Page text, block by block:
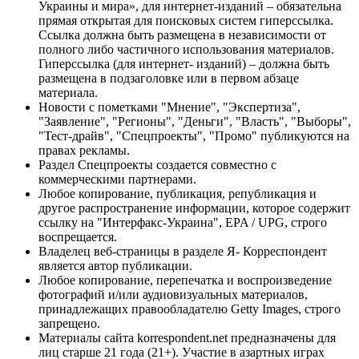
Украины и мира», для интернет-изданий – обязательна
прямая открытая для поисковых систем гиперссылка.
Ссылка должна быть размещена в независимости от
полного либо частичного использования материалов.
Гиперссылка (для интернет- изданий) – должна быть
размещена в подзаголовке или в первом абзаце
материала.
Новости с пометками "Мнение", "Экспертиза",
"Заявление", "Регионы", "Деньги", "Власть", "Выборы",
"Тест-драйв", "Спецпроекты", "Промо" публикуются на
правах рекламы.
Раздел Спецпроекты создается совместно с
коммерческими партнерами.
Любое копирование, публикация, републикация и
другое распространение информации, которое содержит
ссылку на "Интерфакс-Украина", EPA / UPG, строго
воспрещается.
Владелец веб-страницы в разделе Я- Корреспондент
является автор публикации.
Любое копирование, перепечатка и воспроизведение
фотографий и/или аудиовизуальных материалов,
принадлежащих правообладателю Getty Images, строго
запрещено.
Материалы сайта korrespondent.net предназначены для
лиц старше 21 года (21+). Участие в азартных играх